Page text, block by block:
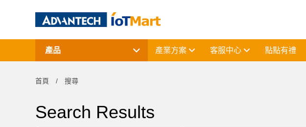
產品 產業方案 客服中心 點點有禮
電腦平台
授權軟體與研華課程
首頁 搜尋
Search Results